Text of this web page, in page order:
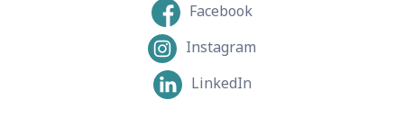
Facebook
Instagram
LinkedIn